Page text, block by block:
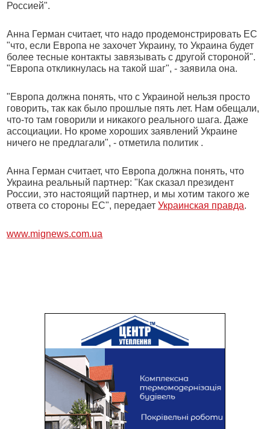
Россией".
Анна Герман считает, что надо продемонстрировать ЕС
"что, если Европа не захочет Украину, то Украина будет
более тесные контакты завязывать с другой стороной".
"Европа откликнулась на такой шаг", - заявила она.
"Европа должна понять, что с Украиной нельзя просто
говорить, так как было прошлые пять лет. Нам обещали,
что-то там говорили и никакого реального шага. Даже
ассоциации. Но кроме хороших заявлений Украине
ничего не предлагали", - отметила политик .
Анна Герман считает, что Европа должна понять, что
Украина реальный партнер: "Как сказал президент
России, это настоящий партнер, и мы хотим такого же
ответа со стороны ЕС", передаетУкраинская правда.
www.mignews.com.ua